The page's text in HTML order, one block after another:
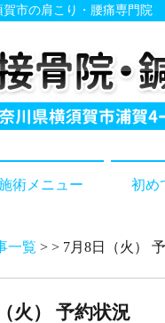
賀市の肩こり・腰痛専門院
術メニュー 初め
一覧 > > 7月8日（火）
火） 予約状況